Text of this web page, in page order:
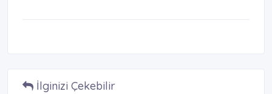
İlginizi Çekebilir